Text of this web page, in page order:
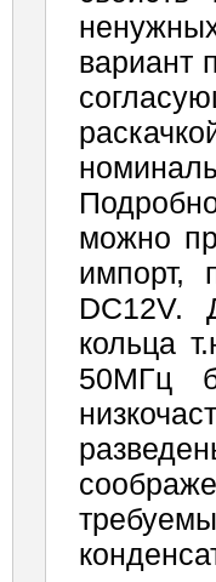
вариант
можно
импорт,
DC12V.
кольца
50МГц